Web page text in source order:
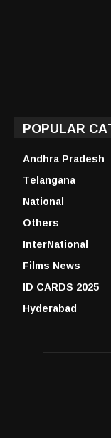
POPULAR
Andhra Pradesh
Telangana
National
Others
InterNational
Films News
ID CARDS 2025
Hyderabad